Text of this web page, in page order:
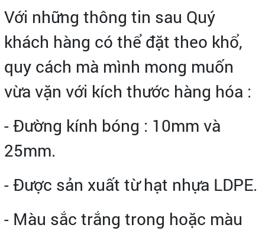
Với những thông tin sau Quý
khách hàng có thể đặt theo khổ,
quy cách mà mình mong muốn
vừa vặn với kích thước hàng hóa :
- Đường kính bóng : 10mm và
25mm.
- Được sản xuất từ hạt nhựa LDPE.
- Màu sắc trắng trong hoặc màu